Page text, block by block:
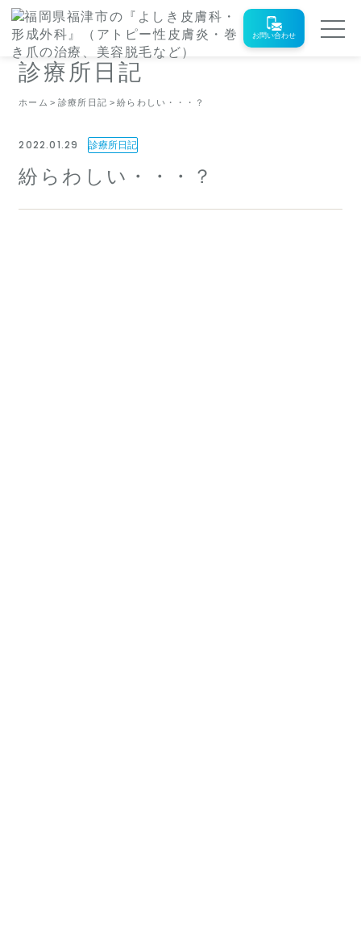
お問い合わせ
診療所日記
ホーム 診療所日記 紛らわしい・・・？
2022.01.29 診療所日記
紛らわしい・・・？